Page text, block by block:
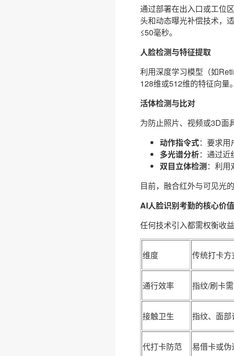
通过部署在出入口或工位
头和动态曝光补偿技术，
≤50毫秒。
人脸检测与特征提取
利用深度学习模型（如
128维或512维的特征向量
活体检测与比对
为防止照片、视频或3D面
动作指令式：要求用
多光谱分析：通过
双目立体检测：利
目前，融合红外与可见光
AI人脸识别考勤的核心价
任何技术引入都需权衡收
维度 传统打卡方
通行效率 指纹/刷卡
接触卫生 指纹、面
代打卡防范 易借卡或